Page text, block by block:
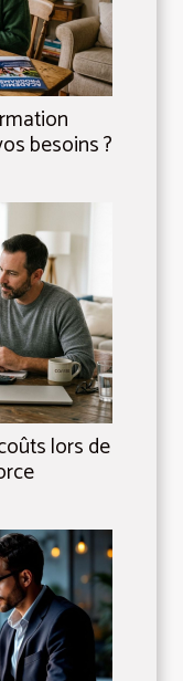
besoins ?
lors de